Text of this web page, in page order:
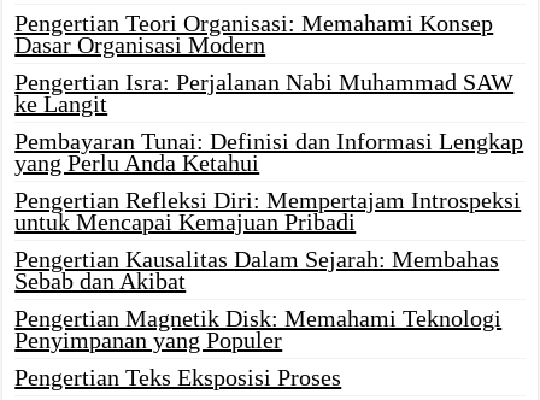
Pengertian Teori Organisasi: Memahami Konsep
Dasar Organisasi Modern
Pengertian Isra: Perjalanan Nabi Muhammad SAW
ke Langit
Pembayaran Tunai: Definisi dan Informasi Lengkap
yang Perlu Anda Ketahui
Pengertian Refleksi Diri: Mempertajam Introspeksi
untuk Mencapai Kemajuan Pribadi
Pengertian Kausalitas Dalam Sejarah: Membahas
Sebab dan Akibat
Pengertian Magnetik Disk: Memahami Teknologi
Penyimpanan yang Populer
Pengertian Teks Eksposisi Proses